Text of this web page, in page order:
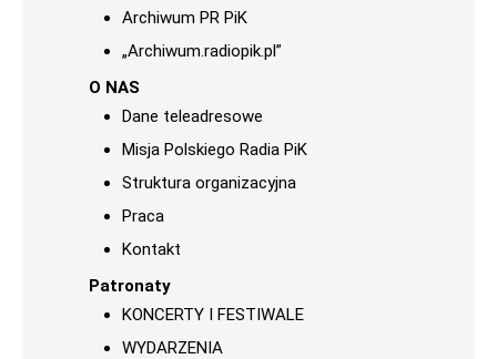
Archiwum PR PiK
„Archiwum.radiopik.pl”
O NAS
Dane teleadresowe
Misja Polskiego Radia PiK
Struktura organizacyjna
Praca
Kontakt
Patronaty
KONCERTY I FESTIWALE
WYDARZENIA